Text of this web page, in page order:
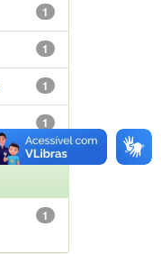
1
1
1
1
1